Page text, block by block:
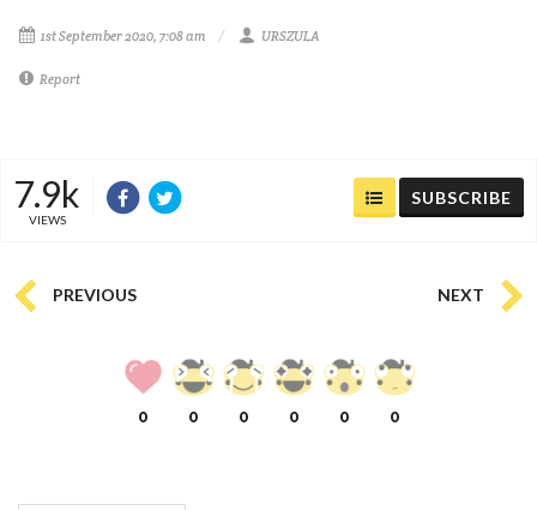
1st September 2020, 7:08 am URSZULA
Report
7.9k
VIEWS
SUBSCRIBE
PREVIOUS NEXT
0 0 0 0 0 0